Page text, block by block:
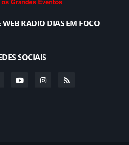
WEB RADIO DIAS EM FOCO
SOCIAIS